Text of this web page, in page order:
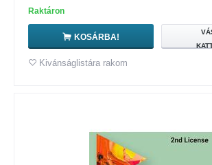
Raktáron
KOSÁRBA!
Kivánságlistára rakom